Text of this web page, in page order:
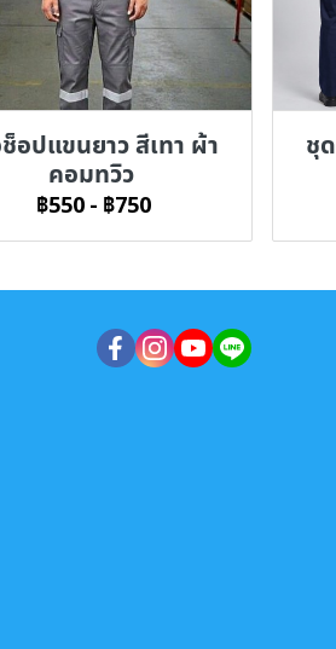
อปแขนยาว สีเทา ผ้า
คอมทวิว
฿550 - ฿750
ชุ